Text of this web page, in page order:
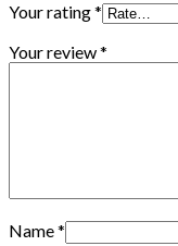
Your rating*
Your review*
Name*